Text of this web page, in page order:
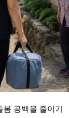
공백을 줄이기